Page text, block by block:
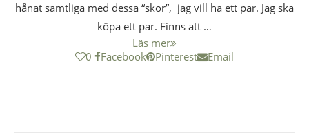
hånat samtliga med dessa “skor”, jag vill ha ett par. Jag ska
köpa ett par. Finns att …
Läs mer
0
Facebook Pinterest Email